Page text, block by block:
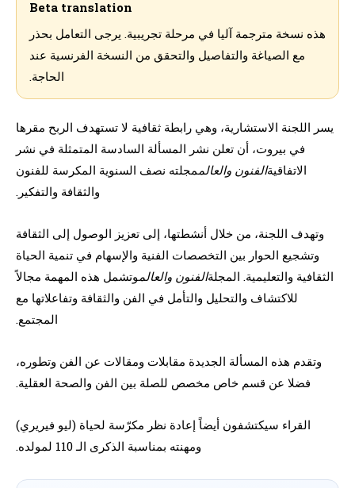
i
Beta translation
هذه نسخة مترجمة آليا في مرحلة تجريبية. يرجى التعامل بحذر
مع الصياغة والتفاصيل والتحقق من النسخة الفرنسية عند
الحاجة.
يسر اللجنة الاستشارية، وهي رابطة ثقافية لا تستهدف الربح مقرها
في بيروت، أن تعلن نشر المسألة السادسة المتمثلة في نشر
الاتفاقيةالفنون والعالممجلته نصف السنوية المكرسة للفنون
والثقافة والتفكير.
وتهدف اللجنة، من خلال أنشطتها، إلى تعزيز الوصول إلى الثقافة
وتشجيع الحوار بين التخصصات الفنية والإسهام في تنمية الحياة
الثقافية والتعليمية. المجلةالفنون والعالموتشمل هذه المهمة مجالاً
للاكتشاف والتحليل والتأمل في الفن والثقافة وتفاعلاتها مع
المجتمع.
وتقدم هذه المسألة الجديدة مقابلات ومقالات عن الفن وتطوره،
فضلا عن قسم خاص مخصص للصلة بين الفن والصحة العقلية.
القراء سيكتشفون أيضاً إعادة نظر مكرّسة لحياة (ليو فيريري)
ومهنته بمناسبة الذكرى الـ 110 لمولده.